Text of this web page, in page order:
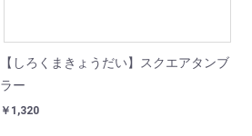
【しろくまきょうだい】スクエアタンブ
ラー
￥1,320